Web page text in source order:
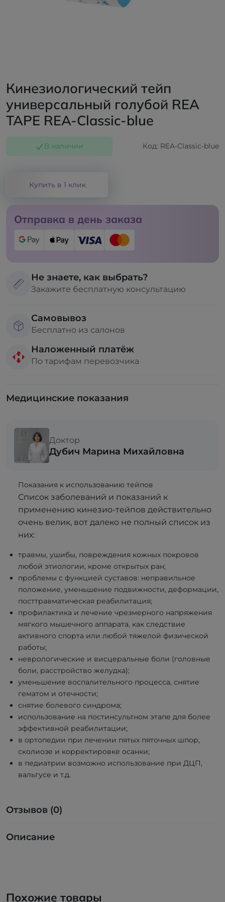
Кинезиологический тейп
универсальный голубой REA
TAPE REA-Classic-blue
В наличии Код: REA-Classic-blue
Купить в 1 клик
Отправка в день заказа
Не знаете, как выбрать?
Закажите бесплатную консультацию
Самовывоз
Бесплатно из салонов
Наложенный платёж
По тарифам перевозчика
Медицинские показания
Доктор
Дубич Марина Михайловна
Показания к использованию тейпов
Список заболеваний и показаний к
применению кинезио-тейпов действительно
очень велик, вот далеко не полный список из
них:
травмы, ушибы, повреждения кожных покровов
любой этиологии, кроме открытых ран;
проблемы с функцией суставов: неправильное
положение, уменьшение подвижности, деформации,
посттравматическая реабилитация;
профилактика и лечение чрезмерного напряжения
мягкого мышечного аппарата, как следствие
активного спорта или любой тяжелой физической
работы;
неврологические и висцеральные боли (головные
боли, расстройство желудка);
уменьшение воспалительного процесса, снятие
гематом и отечности;
снятие болевого синдрома;
использование на постинсультном этапе для более
эффективной реабилитации;
в ортопедии при лечении пятых пяточных шпор,
сколиозе и корректировке осанки;
в педиатрии возможно использование при ДЦП,
вальгусе и т.д.
Отзывов (0)
Описание
Похожие товары